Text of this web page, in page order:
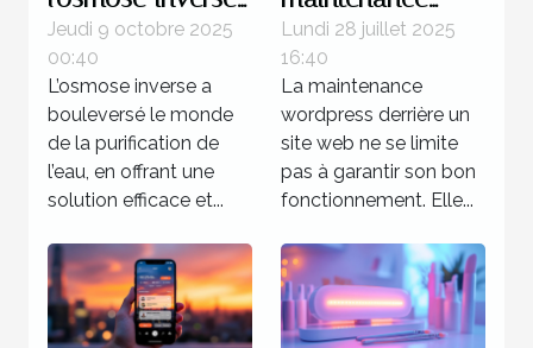
révolutionne la
purification de
l'eau ?
Jeudi 9 octobre 2025
00:40
L’osmose inverse a
bouleversé le monde
de la purification de
l’eau, en offrant une
solution efficace et...
WordPress peut
booster votre
SEO ?
Lundi 28 juillet 2025
16:40
La maintenance
wordpress derrière un
site web ne se limite
pas à garantir son bon
fonctionnement. Elle...